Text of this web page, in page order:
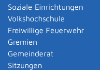
Soziale Einrichtungen
Volkshochschule
Freiwillige Feuerwehr
Gremien
Gemeinderat
Sitzungen
Württemberg das
Das zuständige
bei der Notarauskunft
"Grundbuchamtssuche".
Amtsgericht Böblingen -